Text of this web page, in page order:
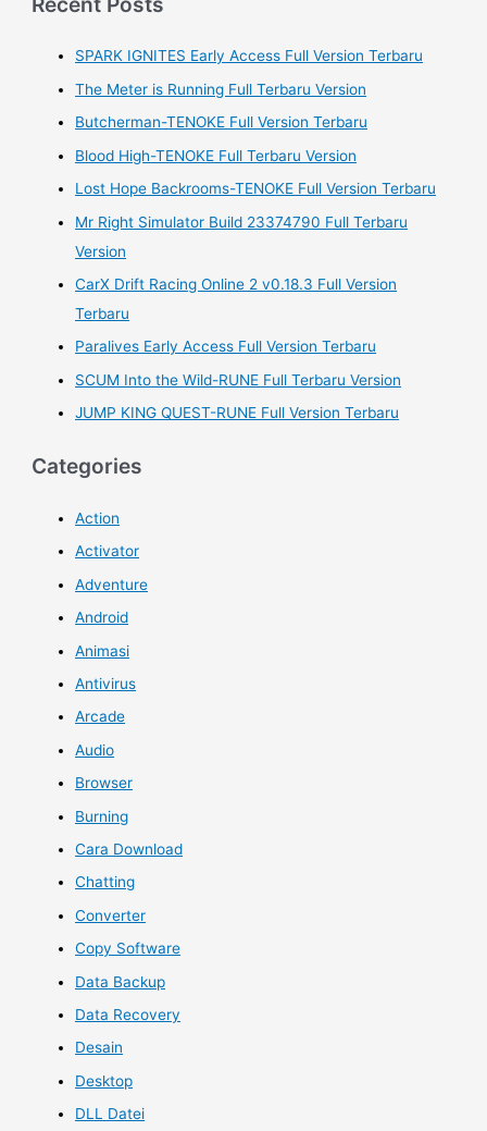
SPARK IGNITES Early Access Full Version Terbaru
The Meter is Running Full Terbaru Version
Butcherman-TENOKE Full Version Terbaru
Blood High-TENOKE Full Terbaru Version
Lost Hope Backrooms-TENOKE Full Version Terbaru
Mr Right Simulator Build 23374790 Full Terbaru
Version
CarX Drift Racing Online 2 v0.18.3 Full Version
Terbaru
Paralives Early Access Full Version Terbaru
SCUM Into the Wild-RUNE Full Terbaru Version
JUMP KING QUEST-RUNE Full Version Terbaru
Categories
Action
Activator
Adventure
Android
Animasi
Antivirus
Arcade
Audio
Browser
Burning
Cara Download
Chatting
Converter
Copy Software
Data Backup
Data Recovery
Desain
Desktop
DLL Datei